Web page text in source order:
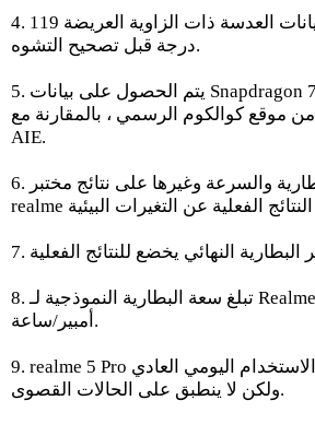
4. يتم الحصول على بيانات العدسة ذات الزاوية العريضة 119
درجة قبل تصحيح التشوه.
5. يتم الحصول على بيانات Snapdragon 712 AIE Improvement
من موقع كوالكوم الرسمي ، بالمقارنة مع Snapdragon 710
AIE.
6. تعتمد نتائج اختبار البطارية والسرعة وغيرها على نتائج مختبر
8. تبلغ سعة البطارية النموذجية لـ Realme 5 Pro 4035 مللي
أمبير/ساعة.
9. realme 5 Pro مقاوم للرذاذ في الاستخدام اليومي العادي
ولكن لا ينطبق على الحالات القصوى.